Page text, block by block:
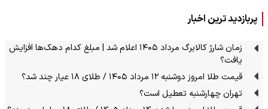
پربازدید ترین اخبار
زمان شارژ کالابرگ مرداد ۱۴۰۵ اعلام شد | مبلغ کدام دهک‌ها افزایش
یافت؟
قیمت طلا امروز دوشنبه ۱۲ مرداد ۱۴۰۵ / طلای ۱۸ عیار چند شد؟
تهران چهارشنبه تعطیل است؟